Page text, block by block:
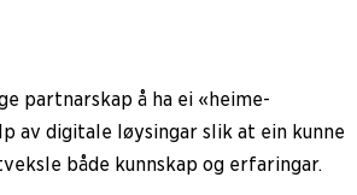
partnarskap å ha ei «heime-
av digitale løysingar slik at ein kunne
både kunnskap og erfaringar.